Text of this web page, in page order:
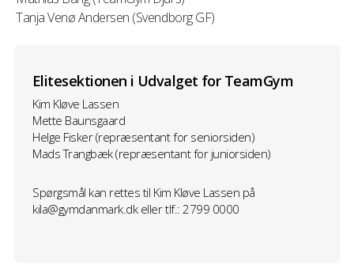
Tanja Venø Andersen (Svendborg GF)
Elitesektionen i Udvalget for TeamGym
Kim Kløve Lassen
Mette Baunsgaard
Helge Fisker (repræsentant for seniorsiden)
Mads Trangbæk (repræsentant for juniorsiden)
Spørgsmål kan rettes til Kim Kløve Lassen på
kila@gymdanmark.dk eller tlf.: 2799 0000